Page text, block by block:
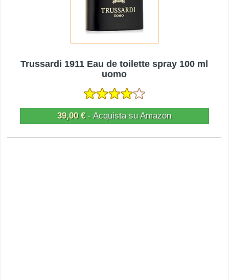
Trussardi 1911 Eau de toilette spray 100 ml
uomo
39,00 €- Acquista su Amazon